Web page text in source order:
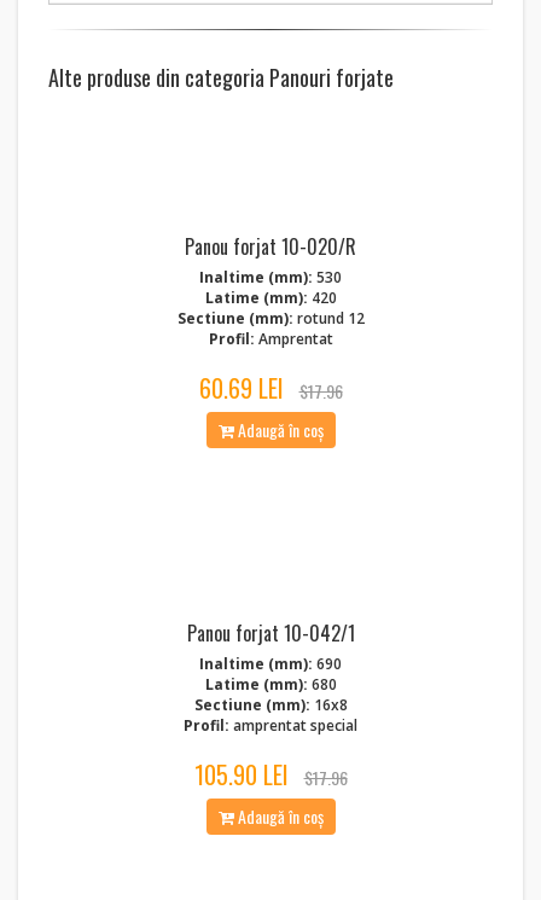
Alte produse din categoria Panouri forjate
Panou forjat 10-020/R
Inaltime (mm): 530
Latime (mm): 420
Sectiune (mm): rotund 12
Profil: Amprentat
60.69 LEI
$17.96
Adaugă în coș
Panou forjat 10-042/1
Inaltime (mm): 690
Latime (mm): 680
Sectiune (mm): 16x8
Profil: amprentat special
105.90 LEI
$17.96
Adaugă în coș